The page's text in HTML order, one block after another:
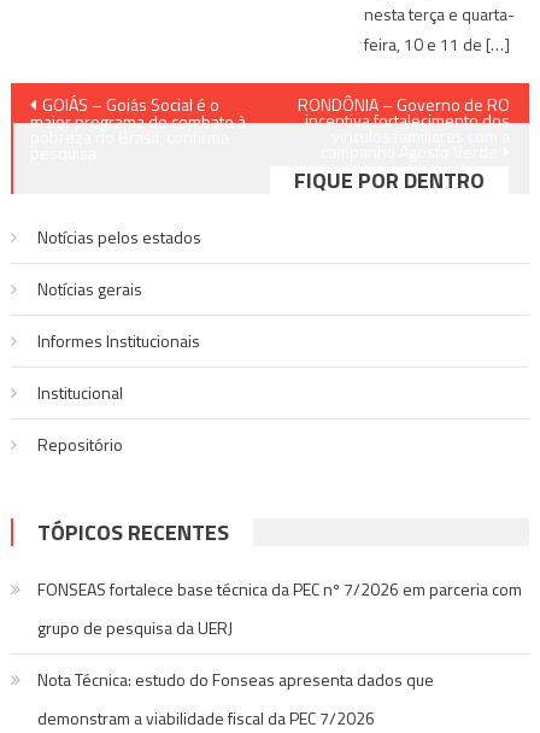
nesta terça e quarta-
feira, 10 e 11 de […]
Navegação
Post
GOIÁS – Goiás Social é o
maior programa de combate à
RONDÔNIA – Governo de RO
incentiva fortalecimento dos
FIQUE POR DENTRO
Notícias pelos estados
Notí­cias gerais
Informes Institucionais
Institucional
Repositório
TÓPICOS RECENTES
FONSEAS fortalece base técnica da PEC nº 7/2026 em parceria com
grupo de pesquisa da UERJ
Nota Técnica: estudo do Fonseas apresenta dados que
demonstram a viabilidade fiscal da PEC 7/2026